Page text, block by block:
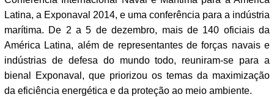
Latina, a Exponaval 2014, e uma conferência para a indústria
marítima. De 2 a 5 de dezembro, mais de 140 oficiais da
América Latina, além de representantes de forças navais e
indústrias de defesa do mundo todo, reuniram-se para a
bienal Exponaval, que priorizou os temas da maximização
da eficiência energética e da proteção ao meio ambiente.